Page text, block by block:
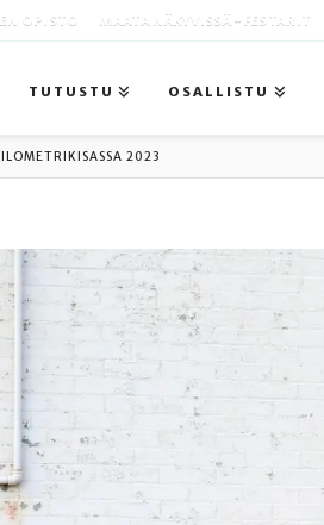
OPISTO MAATA NÄKYVISSÄ -FESTARIT
TUTUSTU OSALLISTU
2023